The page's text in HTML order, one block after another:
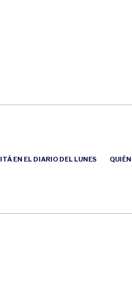
EN EL DIARIO DEL LUNES